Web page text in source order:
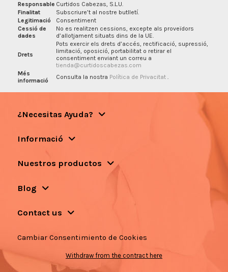
Responsable Curtidos Cabezas, S.L.U.
Finalitat
Subscriure’t al nostre butlletí.
Legitimació
Consentiment
Cessió de
dades
No es realitzen cessions, excepte als proveïdors
d’allotjament situats dins de la UE.
Drets
Pots exercir els drets d’accés, rectificació, supressió,
limitació, oposició, portabilitat o retirar el
consentiment enviant un correu a
tienda@curtidoscabezas.com
Més
informació
Consulta la nostra Política de Privacitat .
¿Necesitas Ayuda?
Informació
Nuestros productos
Blog
Contact us
Cambiar Consentimiento de Cookies
Withdraw from the contract here